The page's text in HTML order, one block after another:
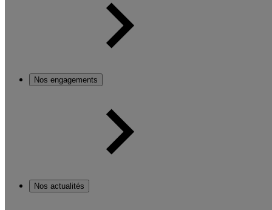
Nos engagements
Nos actualités